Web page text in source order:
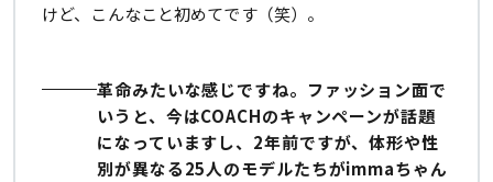
けど、こんなこと初めてです（笑）。
革命みたいな感じですね。ファッション面で
いうと、今はCOACHのキャンペーンが話題
になっていますし、2年前ですが、体形や性
別が異なる25人のモデルたちがimmaちゃん